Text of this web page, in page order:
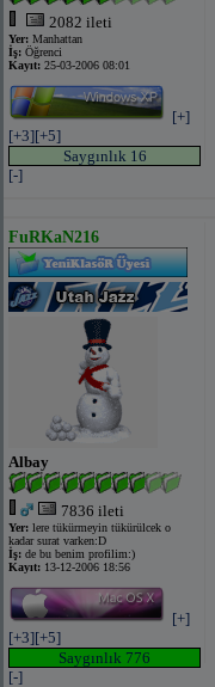
2082 ileti
Yer: Manhattan
İş: Öğrenci
Kayıt: 25-03-2006 08:01
[+]
[+3][+5]
Saygınlık 16
[-]
FuRKaN216
Albay
7836 ileti
Yer: lere tükürmeyin tükürülcek o
kadar surat varken:D
İş: de bu benim profilim:)
Kayıt: 13-12-2006 18:56
[+]
[+3][+5]
Saygınlık 776
[-]